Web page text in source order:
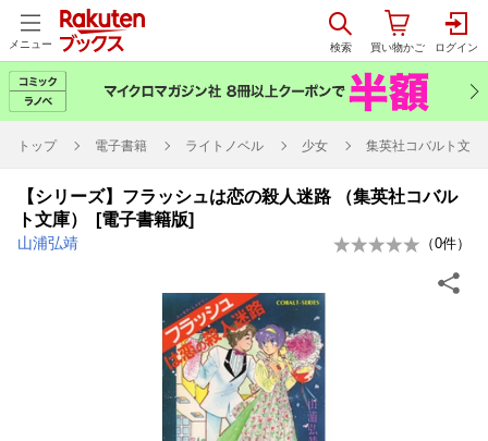
メニュー
トップ 電子書籍 ライトノベル 少女 集英社コバルト文庫
【シリーズ】フラッシュは恋の殺人迷路 （集英社コバル
ト文庫） [電子書籍版]
山浦弘靖 （0件）